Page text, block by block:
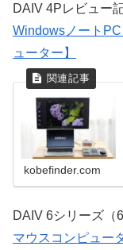
DAIV 4Pレビュー
WindowsノートPC
ューター】
kobefinder.com
DAIV 6シリーズ（
マウスコンピュー